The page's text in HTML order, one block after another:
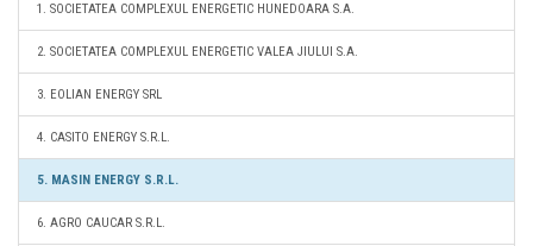
1. SOCIETATEA COMPLEXUL ENERGETIC HUNEDOARA S.A.
2. SOCIETATEA COMPLEXUL ENERGETIC VALEA JIULUI S.A.
3. EOLIAN ENERGY SRL
4. CASITO ENERGY S.R.L.
5. MASIN ENERGY S.R.L.
6. AGRO CAUCAR S.R.L.